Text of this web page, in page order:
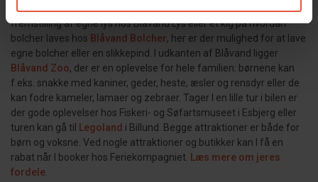
Blåvand Badeland, afslapning og behandlinger iWellness,
fremstilling af egne lys hos Blåvand Lys eller et kig på hvordan
bolcher laves hos Blåvand Bolcher, her er der mulighed for at lave
egne bolcher eller en slikkepind. I udkanten af Blåvand ligger
Blåvand Zoo, der er en oplevelse for hele familien: børnene kan
f.eks. snakke med kaniner, geder, heste, æsler og rensdyr eller de
kan fodre kameler, lamaer og zebraer. Tager I en lille tur i bilen er
der gode oplevelser hos Fiskeri- og Søfartsmuseet i Esbjerg eller
turen kan gå til
Legoland i Billund. Begge attraktioner er både for
børn og voksne. Ved nogle attraktioner og butikker kan I få en
rabat når I booker hos Feriekompagniet.
Læs mere om jeres
fordele